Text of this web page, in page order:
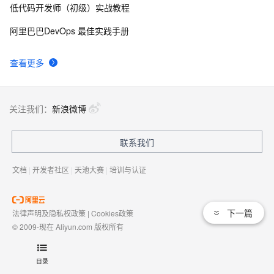
目录
returned invalid Response.
IDE?
查看更多
低代码开发师（初级）实战教程
阿里巴巴DevOps 最佳实践手册
下一篇
关注我们： 新浪微博
联系我们
文档 | 开发者社区 | 天池大赛 | 培训与认证
法律声明及隐私权政策 | Cookies政策
© 2009-现在 Aliyun.com 版权所有
域名注册服务机构许可：